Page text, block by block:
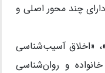
چند محور اصلی و
«اخلاق آسیب‌شناسی
و روان‌شناسی